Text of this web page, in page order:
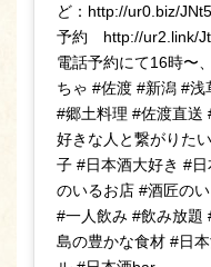
ど：http://ur0.biz/
予約 http://ur2.link/
電話予約にて16時〜
ちゃ #佐渡 #新潟 #
#郷土料理 #佐渡直送
好きな人と繋がりた
子 #日本酒大好き #
のいるお店 #酒匠の
#一人飲み #飲み放題
島の豊かな食材 #日